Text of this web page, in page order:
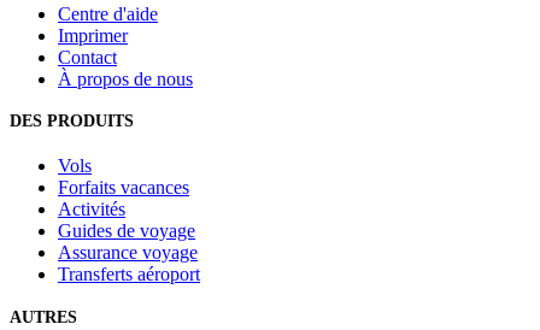
Centre d'aide
Imprimer
Contact
À propos de nous
DES PRODUITS
Vols
Forfaits vacances
Activités
Guides de voyage
Assurance voyage
Transferts aéroport
AUTRES